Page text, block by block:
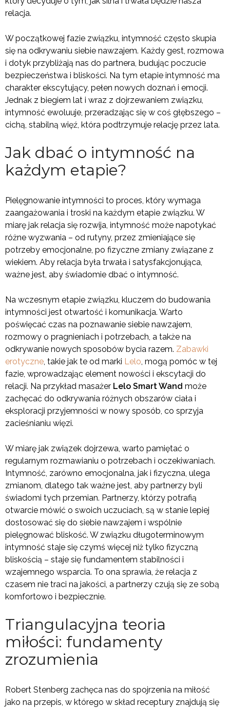
relacja.
W początkowej fazie związku, intymność często skupia
się na odkrywaniu siebie nawzajem. Każdy gest, rozmowa
i dotyk przybliżają nas do partnera, budując poczucie
bezpieczeństwa i bliskości. Na tym etapie intymność ma
charakter ekscytujący, pełen nowych doznań i emocji.
Jednak z biegiem lat i wraz z dojrzewaniem związku,
intymność ewoluuje, przeradzając się w coś głębszego –
cichą, stabilną więź, która podtrzymuje relację przez lata.
Jak dbać o intymność na
każdym etapie?
Pielęgnowanie intymności to proces, który wymaga
zaangażowania i troski na każdym etapie związku. W
miarę jak relacja się rozwija, intymność może napotykać
różne wyzwania – od rutyny, przez zmieniające się
potrzeby emocjonalne, po fizyczne zmiany związane z
wiekiem. Aby relacja była trwała i satysfakcjonująca,
ważne jest, aby świadomie dbać o intymność.
Na wczesnym etapie związku, kluczem do budowania
intymności jest otwartość i komunikacja. Warto
poświęcać czas na poznawanie siebie nawzajem,
rozmowy o pragnieniach i potrzebach, a także na
odkrywanie nowych sposobów bycia razem. Zabawki
erotyczne, takie jak te od marki Lelo, mogą pomóc w tej
fazie, wprowadzając element nowości i ekscytacji do
relacji. Na przykład masażer Lelo Smart Wand może
zachęcać do odkrywania różnych obszarów ciała i
eksploracji przyjemności w nowy sposób, co sprzyja
zacieśnianiu więzi.
W miarę jak związek dojrzewa, warto pamiętać o
regularnym rozmawianiu o potrzebach i oczekiwaniach.
Intymność, zarówno emocjonalna, jak i fizyczna, ulega
zmianom, dlatego tak ważne jest, aby partnerzy byli
świadomi tych przemian. Partnerzy, którzy potrafią
otwarcie mówić o swoich uczuciach, są w stanie lepiej
dostosować się do siebie nawzajem i wspólnie
pielęgnować bliskość. W związku długoterminowym
intymność staje się czymś więcej niż tylko fizyczną
bliskością – staje się fundamentem stabilności i
wzajemnego wsparcia. To ona sprawia, że relacja z
czasem nie traci na jakości, a partnerzy czują się ze sobą
komfortowo i bezpiecznie.
Triangulacyjna teoria
miłości: fundamenty
zrozumienia
Robert Stenberg zachęca nas do spojrzenia na miłość
jako na przepis, w którego w skład receptury znajdują się